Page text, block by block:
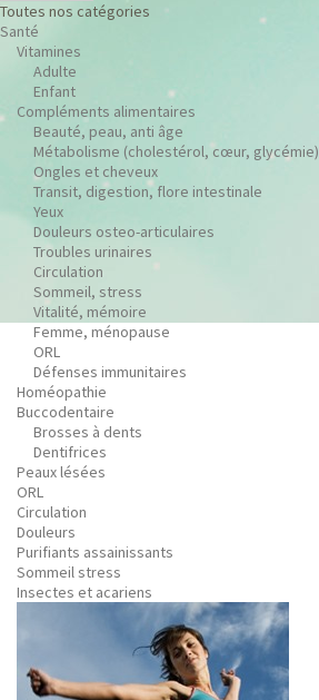
Toutes nos catégories
Santé
Vitamines
Adulte
Enfant
Compléments alimentaires
Beauté, peau, anti âge
Métabolisme (cholestérol, cœur, glycémie)
Ongles et cheveux
Transit, digestion, flore intestinale
Yeux
Douleurs osteo-articulaires
Troubles urinaires
Circulation
Sommeil, stress
Vitalité, mémoire
Femme, ménopause
ORL
Défenses immunitaires
Homéopathie
Buccodentaire
Brosses à dents
Dentifrices
Peaux lésées
ORL
Circulation
Douleurs
Purifiants assainissants
Sommeil stress
Insectes et acariens